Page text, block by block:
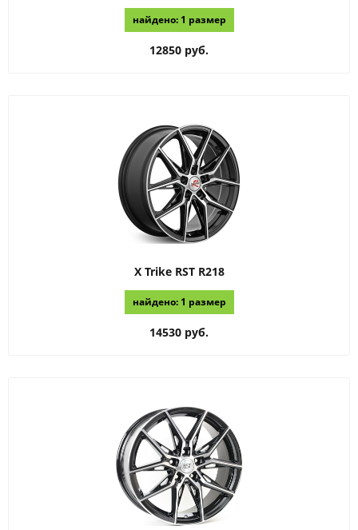
найдено: 1 размер
12850 руб.
X Trike RST R218
найдено: 1 размер
14530 руб.